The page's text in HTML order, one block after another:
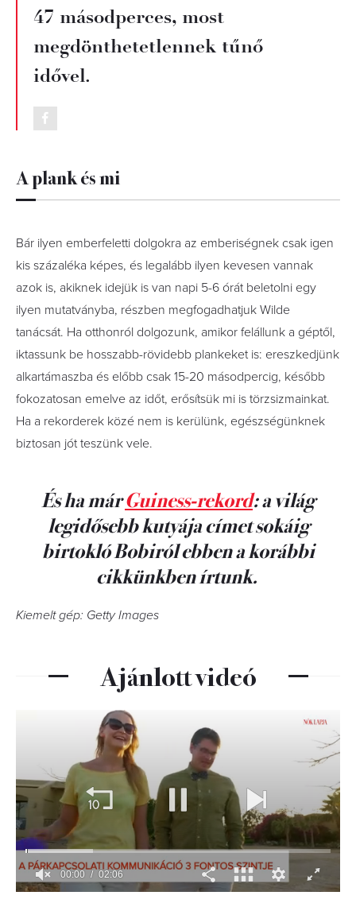
47 másodperces, most
megdönthetetlennek tűnő
idővel.
A plank és mi
Bár ilyen emberfeletti dolgokra az emberiségnek csak igen
kis százaléka képes, és legalább ilyen kevesen vannak
azok is, akiknek idejük is van napi 5-6 órát beletolni egy
ilyen mutatványba, részben megfogadhatjuk Wilde
tanácsát. Ha otthonról dolgozunk, amikor felállunk a géptől,
iktassunk be hosszabb-rövidebb plankeket is: ereszkedjünk
alkartámaszba és előbb csak 15-20 másodpercig, később
fokozatosan emelve az időt, erősítsük mi is törzsizmainkat.
Ha a rekorderek közé nem is kerülünk, egészségünknek
biztosan jót teszünk vele.
És ha márGuiness-rekord: a világ
legidősebb kutyája címet sokáig
birtokló Bobiról ebben a korábbi
cikkünkben írtunk.
Kiemelt gép: Getty Images
Ajánlott videó
00:01 02:06